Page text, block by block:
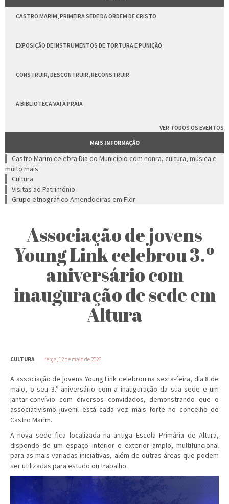
CASTRO MARIM, PRIMEIRA SEDE DA ORDEM DE CRISTO
EXPOSIÇÃO DE INSTRUMENTOS DE TORTURA E PUNIÇÃO
CONSTRUIR, DESCONTRUIR, RECONSTRUIR
A BIBLIOTECA VAI À PRAIA
VER TODOS OS EVENTOS
MAIS INFORMAÇÃO
Castro Marim celebra Dia do Município com honra, cultura, música e
muito mais
Cultura
Visitas ao Património
Grupo etnográfico Amendoeiras em Flor
Associação de jovens
Young Link celebrou 3.º
aniversário com
inauguração de sede em
Altura
CULTURA terça, 12 de maio de 2026
A associação de jovens Young Link celebrou na sexta-feira, dia 8 de
maio, o seu 3.º aniversário com a inauguração da sua sede e um
jantar-convívio com diversos convidados, demonstrando que o
associativismo juvenil está cada vez mais forte no concelho de
Castro Marim.
A nova sede fica localizada na antiga Escola Primária de Altura,
dispondo de um espaço interior e exterior amplo, multifuncional
para as mais variadas iniciativas, além de outras áreas que podem
ser utilizadas para estudo ou trabalho.